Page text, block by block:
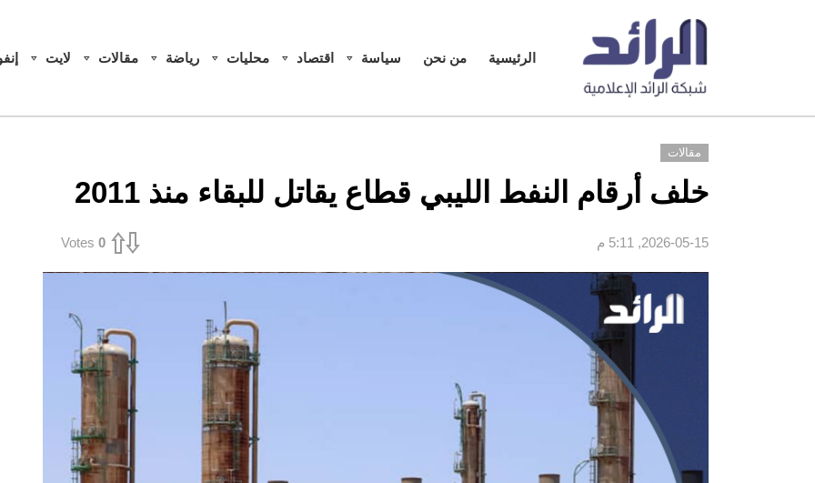
الرئيسية من نحن سياسة اقتصاد محليات رياضة مقالات لايت
مقالات
خلف أرقام النفط الليبي قطاع يقاتل للبقاء منذ 2011
2026-05-15, 5:11 م 0
Votes